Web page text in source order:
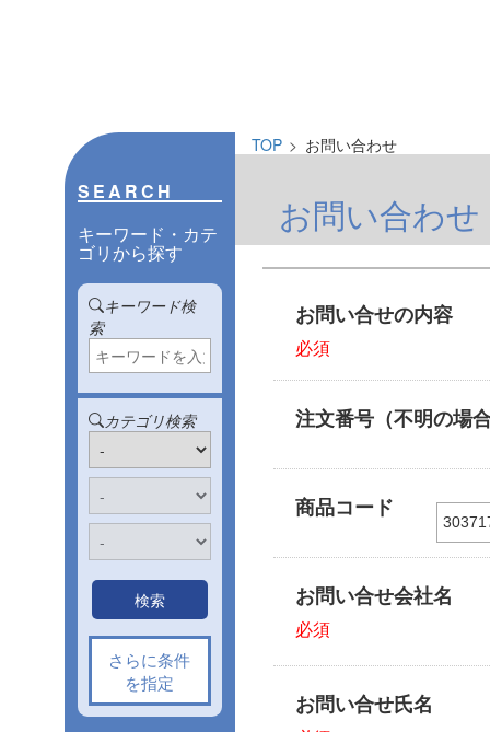
SEARCH
キーワード・カテ
ゴリから探す
キーワード検
索
カテゴリ検索
検索
さらに条件
を指定
TOP お問い合わせ
お問い合わせ
お問い合せの内容
必須
注文番号（不明の場
商品コード
お問い合せ会社名
必須
お問い合せ氏名